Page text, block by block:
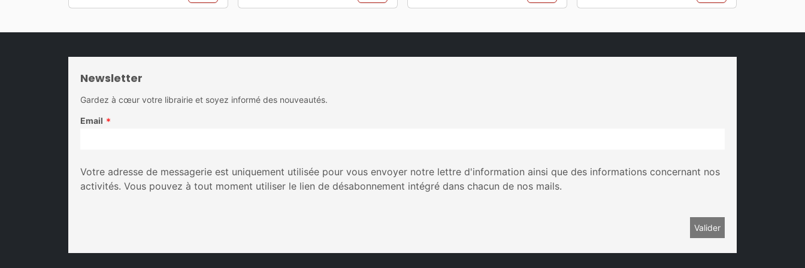
Newsletter
Gardez à cœur votre librairie et soyez informé des nouveautés.
Email *
Votre adresse de messagerie est uniquement utilisée pour vous envoyer notre lettre d'information ainsi que des informations concernant nos
activités. Vous pouvez à tout moment utiliser le lien de désabonnement intégré dans chacun de nos mails.